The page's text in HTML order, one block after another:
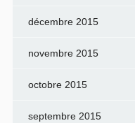
décembre 2015
novembre 2015
octobre 2015
septembre 2015